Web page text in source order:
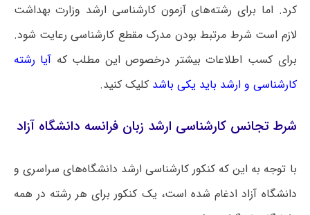
کرد. اما برای رشته‌های آزمون کارشناسی ارشد وزارت بهداشت
لازم است شرط مرتبط بودن مدرک مقطع کارشناسی رعایت شود.
برای کسب اطلاعات بیشتر درخصوص این مطلب که آیا رشته
کارشناسی و ارشد باید یکی باشد کلیک کنید.
شرط تجانس کارشناسی ارشد زبان فرانسه دانشگاه آزاد
با توجه به این که کنکور کارشناسی ارشد دانشگاه‌های سراسری و
دانشگاه آزاد ادغام شده است، یک کنکور برای هر رشته در همه